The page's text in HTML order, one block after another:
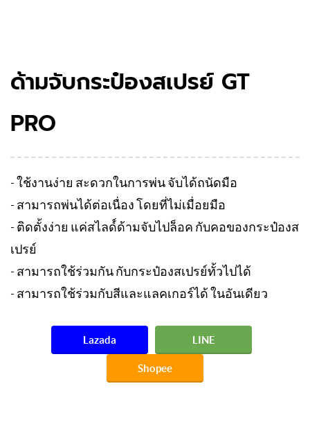
ด้ามจับกระป๋องสเปรย์ GT
PRO
- ใช้งานง่าย สะดวกในการพ่น จับได้ถนัดมือ
- สามารถพ่นได้ต่อเนื่อง โดยที่ไม่เมื่อยมือ
- ติดตั้งง่าย แค่สไลด์์ด้ามจับไปล็อค กับคอของกระป๋องส
เปรย์
- สามารถใช้ร่วมกัน กับกระป๋องสเปรย์ทั้วไปได้
- สามารถใช้ร่วมกับสีและแลคเกอร์ได้ ในอันเดียว
Lazada LINE
Shopee